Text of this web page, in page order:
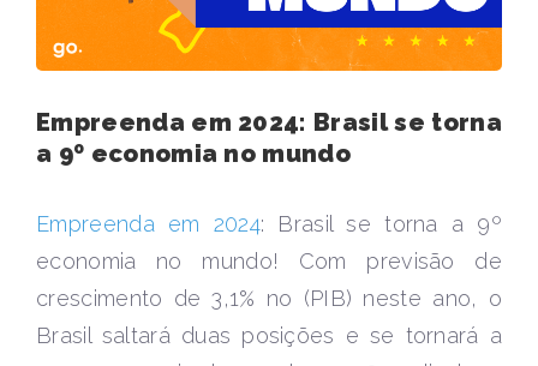
Empreenda em 2024: Brasil se torna
a 9º economia no mundo
Empreenda em 2024: Brasil se torna a 9º
economia no mundo! Com previsão de
crescimento de 3,1% no (PIB) neste ano, o
Brasil saltará duas posições e se tornará a